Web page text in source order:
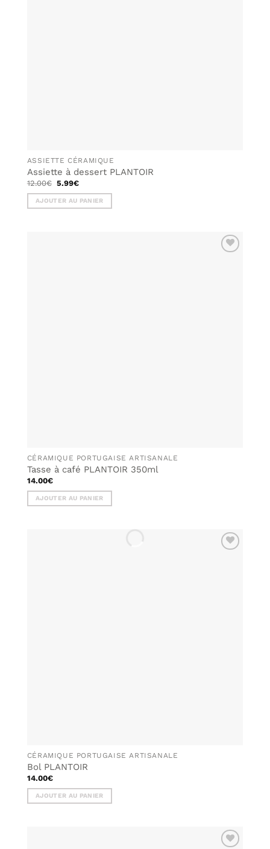
ASSIETTE CÉRAMIQUE
Assiette à dessert PLANTOIR
12.00€ Le
initial
était :
12.00€.
5.99€Le
actuel
est :
5.99€.
AJOUTER AU PANIER
CÉRAMIQUE PORTUGAISE ARTISANALE
Tasse à café PLANTOIR 350ml
14.00€
AJOUTER AU PANIER
CÉRAMIQUE PORTUGAISE ARTISANALE
Bol PLANTOIR
14.00€
AJOUTER AU PANIER